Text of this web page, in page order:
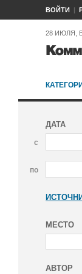
ВОЙТИ
28 ИЮЛЯ,
ДАТА
с
по
МЕСТО
АВТОР